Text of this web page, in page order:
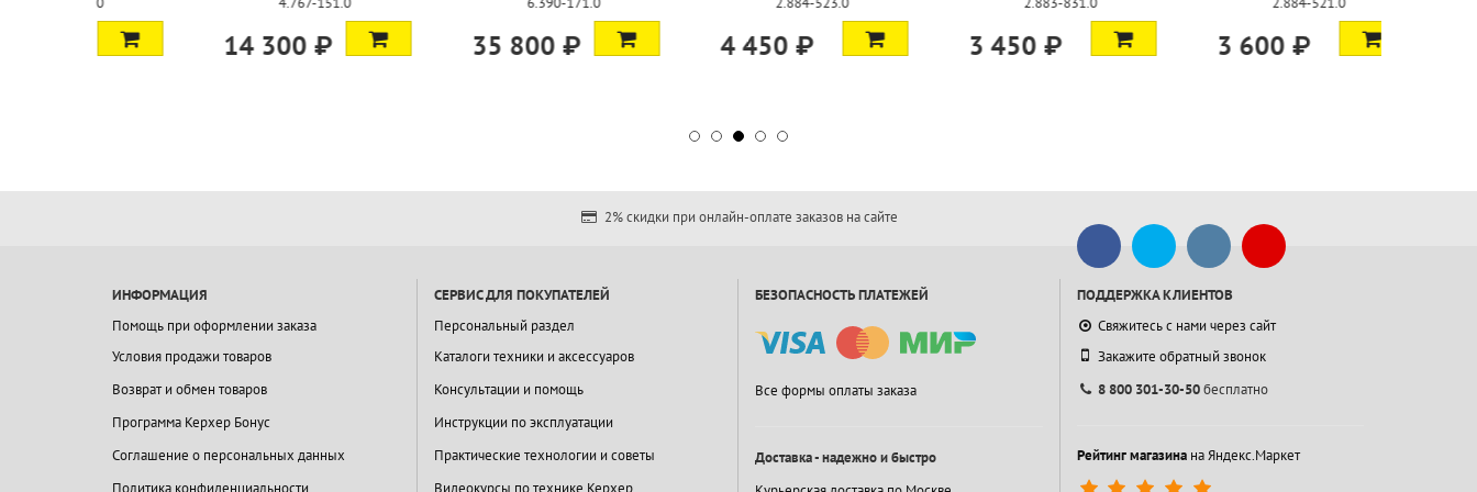
35 800 ₽ 4 450 ₽ 3 450 ₽ 3 600 ₽ 26 100 ₽
2% скидки при онлайн-оплате заказов на сайте
ИНФОРМАЦИЯ
Помощь при оформлении заказа
Условия продажи товаров
Возврат и обмен товаров
Программа Керхер Бонус
Соглашение о персональных данных
СЕРВИС ДЛЯ ПОКУПАТЕЛЕЙ
Персональный раздел
Каталоги техники и аксессуаров
Консультации и помощь
Инструкции по эксплуатации
Практические технологии и советы
БЕЗОПАСНОСТЬ ПЛАТЕЖЕЙ
Все формы оплаты заказа
Доставка - надежно и быстро
ПОДДЕРЖКА КЛИЕНТОВ
Свяжитесь с нами через сайт
Закажите обратный звонок
8 800 301-30-50бесплатно
Рейтинг магазинана Яндекс.Маркет